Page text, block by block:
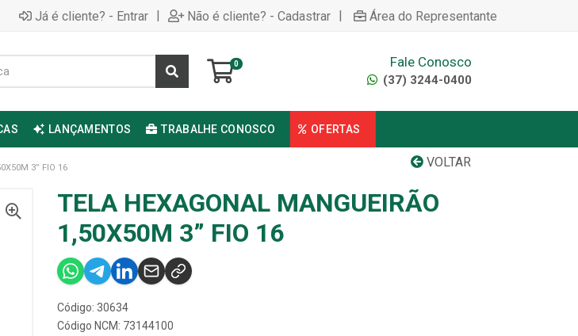
Já é cliente? - Entrar | Não é cliente? - Cadastrar | Área do Representante
0 Fale Conosco
(37) 3244-0400
LANÇAMENTOS TRABALHE CONOSCO OFERTAS
VOLTAR
3” FIO 16
TELA HEXAGONAL MANGUEIRÃO
1,50X50M 3” FIO 16
Código: 30634
Código NCM: 73144100